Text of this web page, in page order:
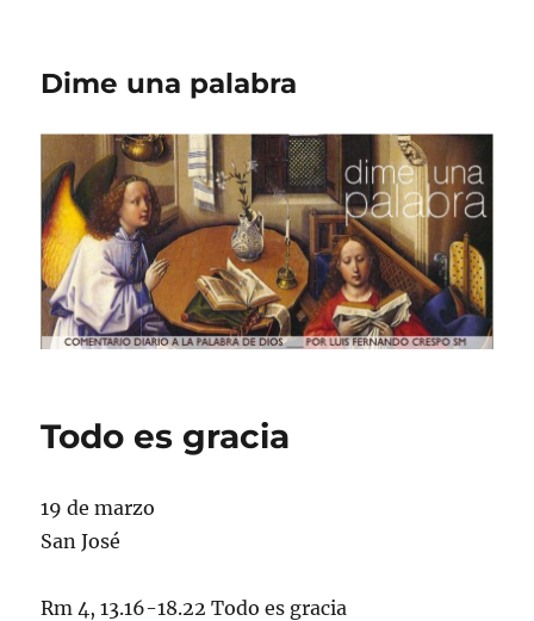
Dime una palabra
Todo es gracia
19 de marzo
San José
Rm 4, 13.16-18.22 Todo es gracia